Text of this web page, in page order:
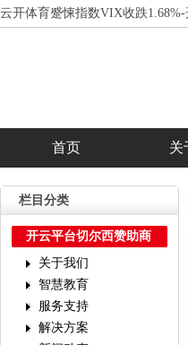
云开体育蹙悚指数VIX收跌
首页 关
投资者关系
栏目分类
开云平台切尔西赞助商
「中国」官方入口
关于我们
智慧教育
服务支持
解决方案